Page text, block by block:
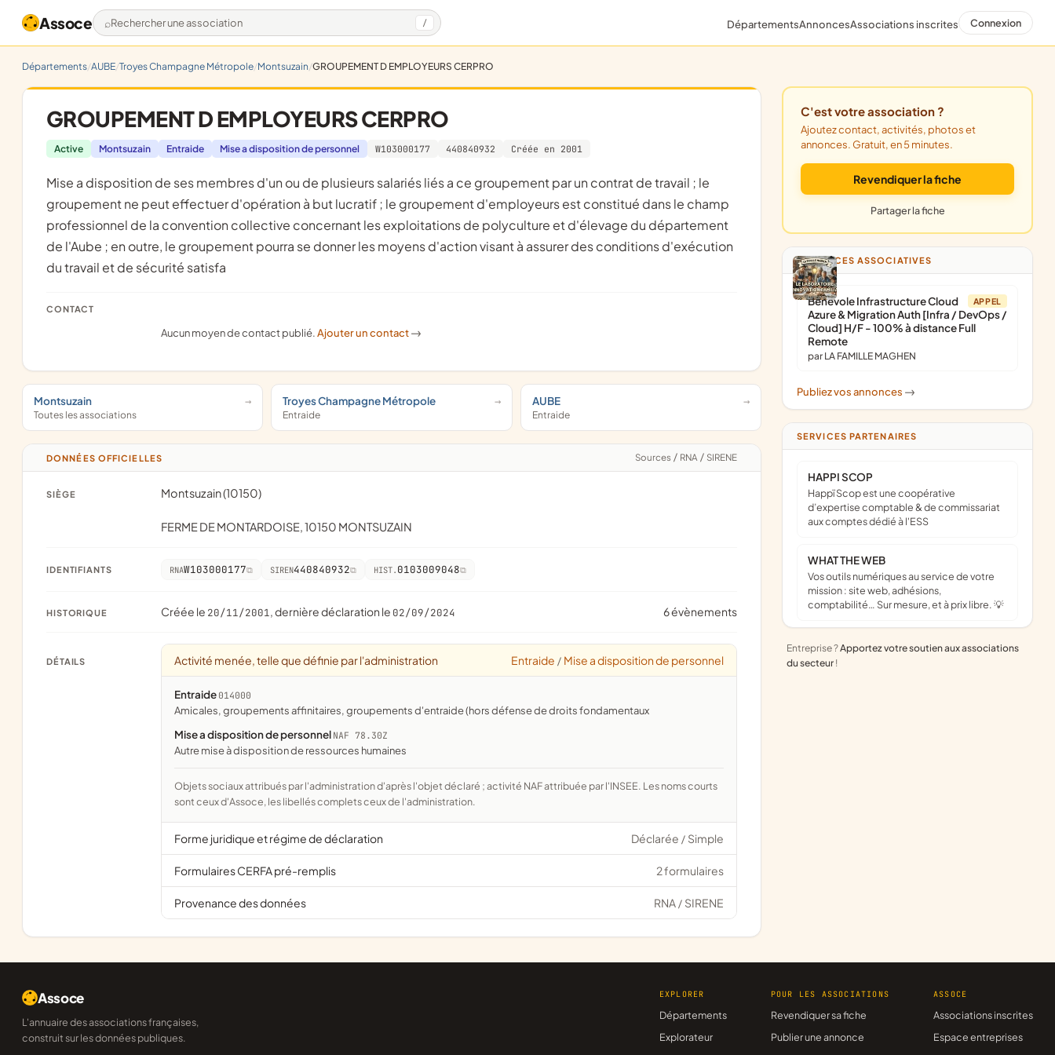
Assoce Rechercher une association / DépartementsAnnoncesAssociations inscrites Connexion
Départements AUBE Troyes Champagne Métropole Montsuzain GROUPEMENT D EMPLOYEURS CERPRO
GROUPEMENT D EMPLOYEURS CERPRO
Active Montsuzain Entraide Mise a disposition de personnel W103000177 440840932 Créée en 2001
mise a disposition de ses membres d'un ou de plusieurs salariés liés a ce groupement par un contrat de travail ; le
groupement ne peut effectuer d'opération à but lucratif ; le groupement d'employeurs est constitué dans le champ
professionnel de la convention collective concernant les exploitations de polyculture et d'élevage du département
de l'Aube ; en outre, le groupement pourra se donner les moyens d'action visant à assurer des conditions d'exécution
du travail et de sécurité satisfa
CONTACT
Aucun moyen de contact publié.Ajouter un contact ->
Montsuzain
Toutes les associations
Troyes Champagne Métropole
Entraide
AUBE
Entraide
DONNÉES OFFICIELLES Sources / RNA / SIRENE
SIÈGE Montsuzain (10150)
FERME DE MONTARDOISE, 10150 MONTSUZAIN
IDENTIFIANTS RNAW103000177 SIREN440840932 HIST. 0103009048
HISTORIQUE Créée le 20/11/2001, dernière déclaration le 02/09/2024 6 évènements
DÉTAILS Activité menée, telle que définie par l'administration Entraide / Mise a disposition de personnel
Entraide 014000
amicales, groupements affinitaires, groupements d'entraide (hors défense de droits fondamentaux
Mise a disposition de personnel NAF 78.30Z
Autre mise à disposition de ressources humaines
Objets sociaux attribués par l'administration d'après l'objet déclaré ; activité NAF attribuée par l'INSEE. Les noms courts
sont ceux d'Assoce, les libellés complets ceux de l'administration.
Forme juridique et régime de déclaration Déclarée / Simple
Formulaires CERFA pré-remplis 2 formulaires
Provenance des données RNA / SIRENE
C'est votre association ?
Ajoutez contact, activités, photos et
annonces. Gratuit, en 5 minutes.
Revendiquer la fiche
Partager la fiche
ANNONCES ASSOCIATIVES
APPEL
Bénévole Infrastructure Cloud
Azure & Migration Auth [Infra / DevOps /
Cloud] H/F - 100% à distance Full
Remote
par LA FAMILLE MAGHEN
Publiez vos annonces ->
SERVICES PARTENAIRES
HAPPI SCOP
Happï Scop est une coopérative
d’expertise comptable & de commissariat
aux comptes dédié à l'ESS
WHAT THE WEB
Vos outils numériques au service de votre
mission : site web, adhésions,
comptabilité… Sur mesure, et à prix libre. 💡
Entreprise ?Apportez votre soutien aux associations
du secteur !
Assoce
L'annuaire des associations françaises,
construit sur les données publiques.
EXPLORER
Départements
Explorateur
POUR LES ASSOCIATIONS
Revendiquer sa fiche
Publier une annonce
ASSOCE
Associations inscrites
Espace entreprises